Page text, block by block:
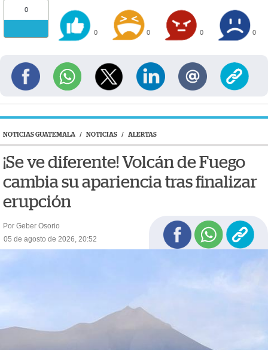
0
0 0 0 0
NOTICIAS GUATEMALA / NOTICIAS / ALERTAS
¡Se ve diferente! Volcán de Fuego
cambia su apariencia tras finalizar
erupción
Por Geber Osorio
05 de agosto de 2026, 20:52